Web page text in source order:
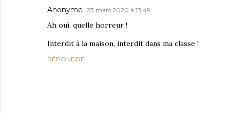
Anonyme 23 mars 2020 à 13:49
Ah oui, quelle horreur !
Interdit à la maison, interdit dans ma classe !
RÉPONDRE